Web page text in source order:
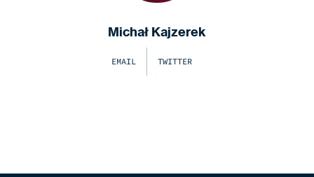
Michał Kajzerek
EMAIL TWITTER